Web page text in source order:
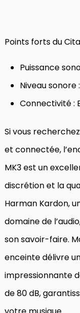
Points forts du
Puissance
Niveau sonore
Connectivité :
Si vous
et connectée,
MK3 est un
discrétion et la
Harman Kardon,
domaine de
son savoir-faire.
enceinte délivre
impressionnante
de 80 dB,